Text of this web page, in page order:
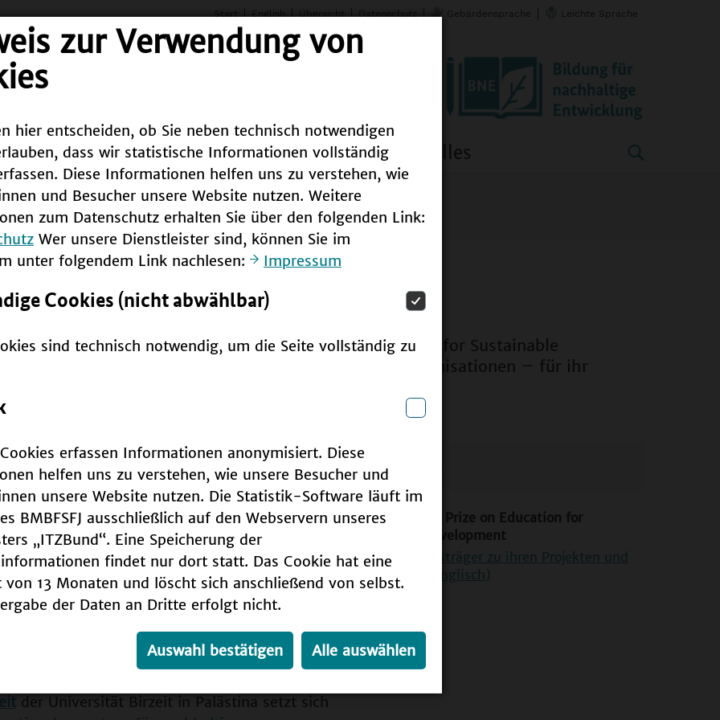
zur Verwendung von
hier entscheiden, ob Sie neben technisch notwendigen
dass wir statistische Informationen vollständig
Diese Informationen helfen uns zu verstehen, wie
und Besucher unsere Website nutzen. Weitere
zum Datenschutz erhalten Sie über den folgenden Link:
Wer unsere Dienstleister sind, können Sie im
unter folgendem Link nachlesen:
Impressum
Cookies (nicht abwählbar)
sind technisch notwendig, um die Seite vollständig zu
erfassen Informationen anonymisiert. Diese
helfen uns zu verstehen, wie unsere Besucher und
unsere Website nutzen. Die Statistik-Software läuft im
BMBFSFJ ausschließlich auf den Webservern unseres
„ITZBund“. Eine Speicherung der
findet nur dort statt. Das Cookie hat eine
13 Monaten und löscht sich anschließend von selbst.
der Daten an Dritte erfolgt nicht.
Auswahl bestätigen Alle auswählen
Start English Übersicht Datenschutz Gebärdensprache Leichte Sprache
Bundesweit Weltweit Infothek Aktuelles
BNE zeichnet der "UNESCO-JapanPrize on Education for Sustainable
– von Individuen, Institutionen oder Organisationen – für ihr
bei seiner 195. Sitzung ins Leben
World Conference on ESD in Aichi-Nagoya,
internationalen Jury jährlich drei Preise
dotiert sind. Das Preisgeld wird von der
nach Ghana, Palästina und Peru. Die drei
auf unterschiedliche Art und Weise für das
Entwicklung - ein:
des Unlock Literacy Project die Lesefähigkeit
der Universität Birzeit in Palästina setzt sich
UNESCO-Japan Prize on Education for
Sustainable Development
Blog der Preisträger zu ihren Projekten und
Erfahrungen (Englisch)